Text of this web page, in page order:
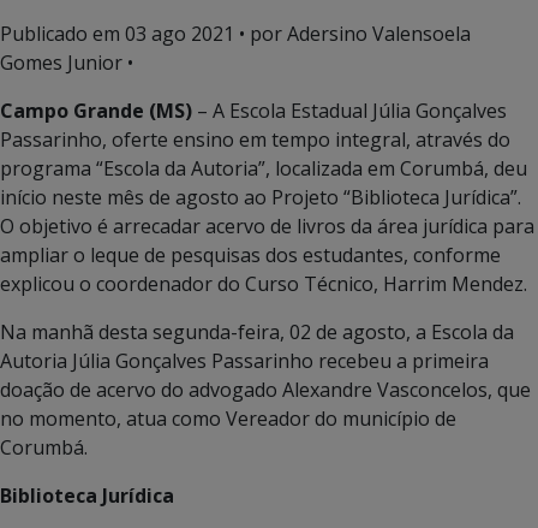
Publicado em 03 ago 2021 • por Adersino Valensoela
Gomes Junior •
Campo Grande (MS) – A Escola Estadual Júlia Gonçalves
Passarinho, oferte ensino em tempo integral, através do
programa “Escola da Autoria”, localizada em Corumbá, deu
início neste mês de agosto ao Projeto “Biblioteca Jurídica”.
O objetivo é arrecadar acervo de livros da área jurídica para
ampliar o leque de pesquisas dos estudantes, conforme
explicou o coordenador do Curso Técnico, Harrim Mendez.
Na manhã desta segunda-feira, 02 de agosto, a Escola da
Autoria Júlia Gonçalves Passarinho recebeu a primeira
doação de acervo do advogado Alexandre Vasconcelos, que
no momento, atua como Vereador do município de
Corumbá.
Biblioteca Jurídica